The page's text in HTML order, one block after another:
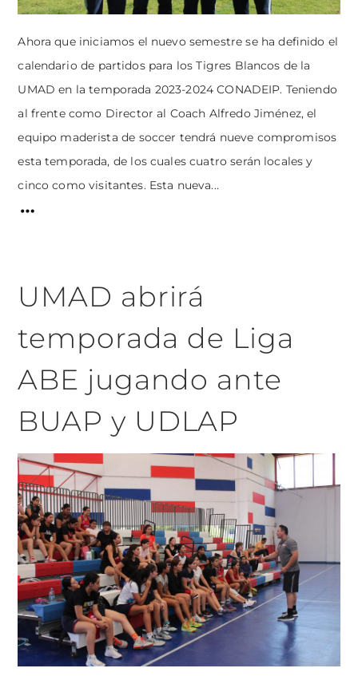
Ahora que iniciamos el nuevo semestre se ha definido el
calendario de partidos para los Tigres Blancos de la
UMAD en la temporada 2023-2024 CONADEIP. Teniendo
al frente como Director al Coach Alfredo Jiménez, el
equipo maderista de soccer tendrá nueve compromisos
esta temporada, de los cuales cuatro serán locales y
cinco como visitantes. Esta nueva...
UMAD abrirá
temporada de Liga
ABE jugando ante
BUAP y UDLAP